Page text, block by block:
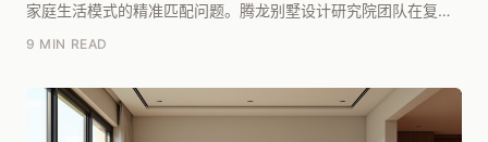
家庭生活模式的精准匹配问题。腾龙别墅设计研究院团队在复盘
9 MIN READ